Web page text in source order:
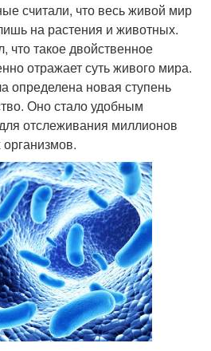
считали, что весь живой мир
на растения и животных.
что такое двойственное
отражает суть живого мира.
определена новая ступень
Оно стало удобным
отслеживания миллионов